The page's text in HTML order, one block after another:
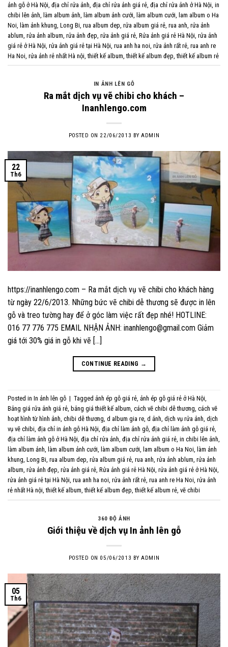
ảnh gỗ ở Hà Nội địa chỉ rửa ảnh địa chỉ rửa ảnh giá rẻ địa chỉ rửa ảnh ở Hà Nội in
chibi lên ảnh làm album ảnh làm album ảnh cưới làm album cưới lam album o Ha
Noi làm ảnh khung Long Bi rua album dep rửa album giá rẻ rua anh rửa ảnh
ablum rửa ảnh album rửa ảnh đẹp rửa ảnh giá rẻ Rửa ảnh giá rẻ Hà Nội rửa ảnh
giá rẻ ở Hà Nội rửa ảnh giá rẻ tại Hà Nội rua anh ha noi rửa ảnh rất rẻ rua anh re
Ha Noi rửa ảnh rẻ nhất Hà nội ,thiết kế album ,thiết kế album đẹp ,thiết kế album rẻ
IN ẢNH LÊN GỖ
Ra mắt dịch vụ vẽ chibi cho khách –
Inanhlengo.com
POSTED ON 22/06/2013 BYADMIN
22
Th6
https://inanhlengo.com – Ra mắt dịch vụ vẽ chibi cho khách hàng
từ ngày 22/6/2013. Những bức vẽ chibi dễ thương sẽ được in lên
gỗ và treo tường hay để ở góc làm việc rất đẹp nhé! HOTLINE:
016 77 776 775 EMAIL NHẬN ẢNH: inanhlengo@gmail.com Giảm
giá tới 30% giá in gỗ khi vẽ […]
CONTINUE READING →
Posted in In ảnh lên gỗ | Tagged ảnh ép gỗ giá rẻ, ảnh ép gỗ giá rẻ ở Hà Nội,
Bảng giá rửa ảnh giá rẻ, bảng giá thiết kế album, cách vẽ chibi dễ thương, cách vẽ
hoạt hình từ hình ảnh, chibi dễ thương, d album gia re, d ảnh, dịch vụ rửa ảnh, dịch
vụ vẽ chibi, địa chỉ in ảnh gỗ Hà Nội, địa chỉ làm ảnh gỗ, địa chỉ làm ảnh gỗ giá rẻ,
địa chỉ làm ảnh gỗ ở Hà Nội, địa chỉ rửa ảnh, địa chỉ rửa ảnh giá rẻ, in chibi lên ảnh,
làm album ảnh, làm album ảnh cưới, làm album cưới, lam album o Ha Noi, làm ảnh
khung, Long Bi, rua album dep, rửa album giá rẻ, rua anh, rửa ảnh ablum, rửa ảnh
album, rửa ảnh đẹp, rửa ảnh giá rẻ, Rửa ảnh giá rẻ Hà Nội, rửa ảnh giá rẻ ở Hà Nội,
rửa ảnh giá rẻ tại Hà Nội, rua anh ha noi, rửa ảnh rất rẻ, rua anh re Ha Noi, rửa ảnh
rẻ nhất Hà nội,thiết kế album,thiết kế album đẹp,thiết kế album rẻ, vẽ chibi
360 ĐỘ ẢNH
Giới thiệu về dịch vụ In ảnh lên gỗ
POSTED ON 05/06/2013 BYADMIN
05
Th6